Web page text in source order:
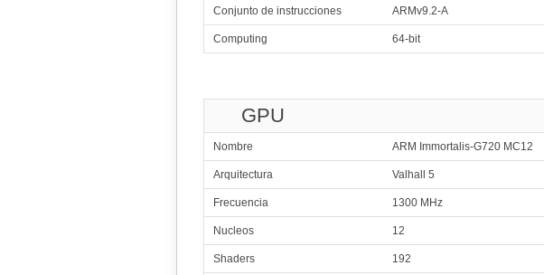
Conjunto de instrucciones ARMv9.2-A
Computing 64-bit
GPU
Nombre ARM Immortalis-G720 MC12
Arquitectura Valhall 5
Frecuencia 1300 MHz
Nucleos 12
Shaders 192